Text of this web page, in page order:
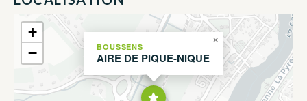
BOUSSENS
AIRE DE PIQUE-NIQUE
×
+
−